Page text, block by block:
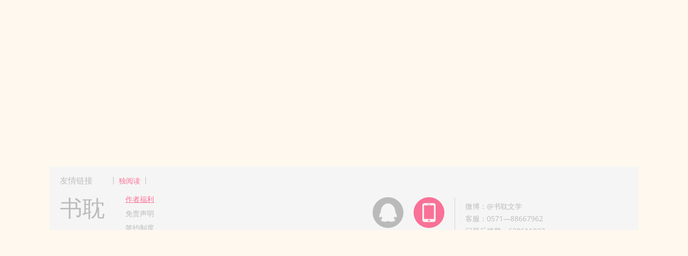
友情链接 独阅读
书耽
作者福利
免责声明
签约制度
微博：@书耽文学
客服：0571—88667962
问题反馈群：630611933